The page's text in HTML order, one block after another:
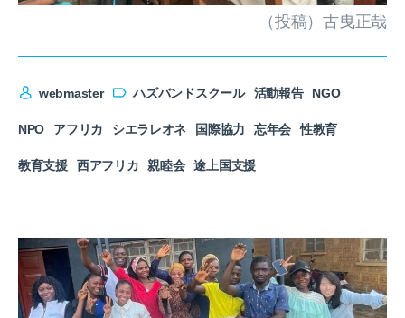
（投稿）古曳正哉
webmaster ハズバンドスクール 活動報告 NGO
NPO アフリカ シエラレオネ 国際協力 忘年会 性教育
教育支援 西アフリカ 親睦会 途上国支援